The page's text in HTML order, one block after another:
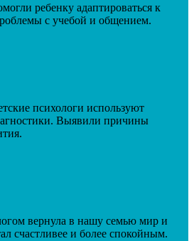
ребенку адаптироваться к
с учебой и общением.
психологи используют
Выявили причины
вернула в нашу семью мир и
счастливее и более спокойным.